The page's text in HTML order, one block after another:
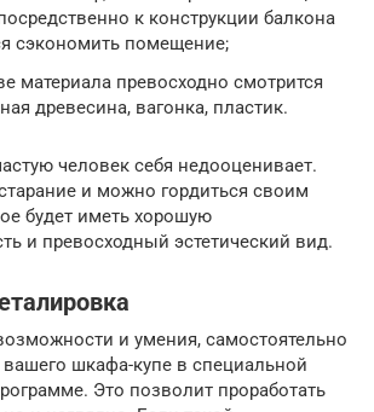
к конструкции балкона
сэкономить помещение;
материала превосходно смотрится
древесина, вагонка, пластик.
человек себя недооценивает.
и можно гордиться своим
будет иметь хорошую
и превосходный эстетический вид.
и умения, самостоятельно
вашего шкафа-купе в специальной
Это позволит проработать